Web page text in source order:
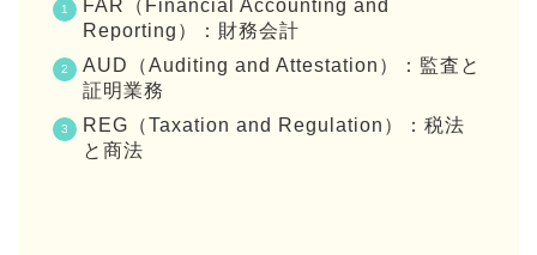
FAR（Financial Accounting and
Reporting）：財務会計
AUD（Auditing and Attestation）：監査と
証明業務
REG（Taxation and Regulation）：税法
と商法